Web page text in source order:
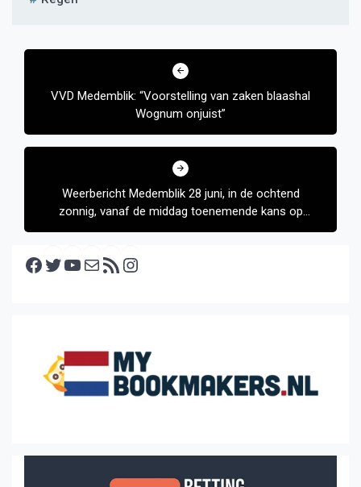
Bericht
VVD Medemblik: “Voorstelling van zaken blaashal
Wognum onjuist”
Weerbericht Medemblik 28 juni, in de ochtend
zonnig, vanaf de middag toenemende kans op
(onweers)buien
Facebook Twitter YouTube E-mail RSS feed